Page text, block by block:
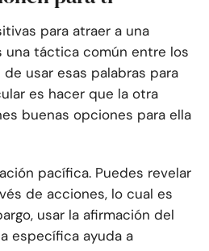
para atraer a una
una táctica común entre los
usar esas palabras para
es hacer que la otra
buenas opciones para ella
pacífica. Puedes revelar
de acciones, lo cual es
usar la afirmación del
específica ayuda a